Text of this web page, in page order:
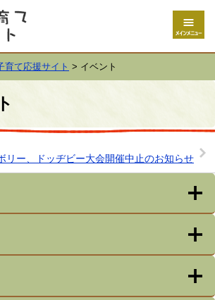
育て応援サイト > イベント
リー、ドッヂビー大会開催中止のお知らせ